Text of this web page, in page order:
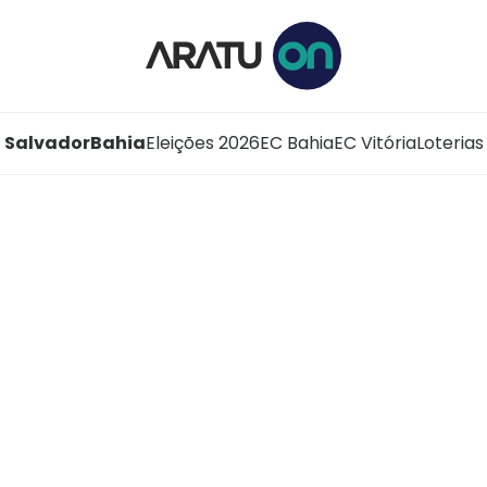
SalvadorBahiaEleições 2026EC BahiaEC VitóriaLoterias